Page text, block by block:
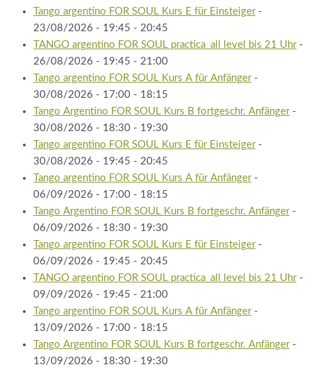
Tango argentino FOR SOUL Kurs E für Einsteiger-
23/08/2026 - 19:45 - 20:45
TANGO argentino FOR SOUL practica_all level bis 21 Uhr-
26/08/2026 - 19:45 - 21:00
Tango argentino FOR SOUL Kurs A für Anfänger-
30/08/2026 - 17:00 - 18:15
Tango Argentino FOR SOUL Kurs B fortgeschr. Anfänger-
30/08/2026 - 18:30 - 19:30
Tango argentino FOR SOUL Kurs E für Einsteiger-
30/08/2026 - 19:45 - 20:45
Tango argentino FOR SOUL Kurs A für Anfänger-
06/09/2026 - 17:00 - 18:15
Tango Argentino FOR SOUL Kurs B fortgeschr. Anfänger-
06/09/2026 - 18:30 - 19:30
Tango argentino FOR SOUL Kurs E für Einsteiger-
06/09/2026 - 19:45 - 20:45
TANGO argentino FOR SOUL practica_all level bis 21 Uhr-
09/09/2026 - 19:45 - 21:00
Tango argentino FOR SOUL Kurs A für Anfänger-
13/09/2026 - 17:00 - 18:15
Tango Argentino FOR SOUL Kurs B fortgeschr. Anfänger-
13/09/2026 - 18:30 - 19:30